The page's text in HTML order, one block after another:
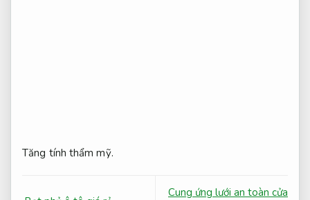
Tăng tính thẩm mỹ.
Cung ứng lưới an toàn cửa